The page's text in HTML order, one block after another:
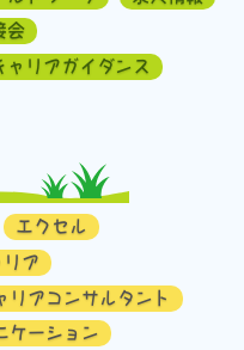
会
ャリアガイダンス
エクセル
リア
リアコンサルタント
ケーション